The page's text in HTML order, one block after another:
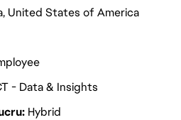
United States of America
- Data & Insights
Hybrid